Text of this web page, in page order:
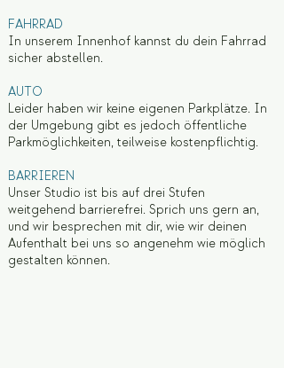
​FAHRRAD
In unserem Innenhof kannst du dein Fahrrad
sicher abstellen.
AUTO
Leider haben wir keine eigenen Parkplätze. In
der Umgebung gibt es jedoch öffentliche
Parkmöglichkeiten, teilweise kostenpflichtig.
​BARRIEREN
Unser Studio ist bis auf drei Stufen
weitgehend barrierefrei. Sprich uns gern an,
und wir besprechen mit dir, wie wir deinen
Aufenthalt bei uns so angenehm wie möglich
gestalten können.